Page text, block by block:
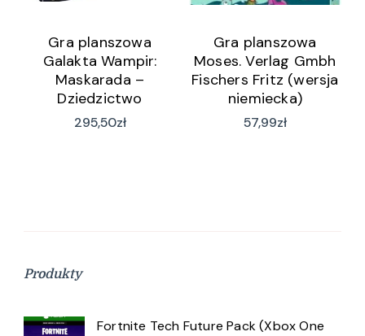
Gra planszowa
Galakta Wampir:
Maskarada –
Dziedzictwo
295,50zł
Gra planszowa
Moses. Verlag Gmbh
Fischers Fritz (wersja
niemiecka)
57,99zł
Produkty
Fortnite Tech Future Pack (Xbox One